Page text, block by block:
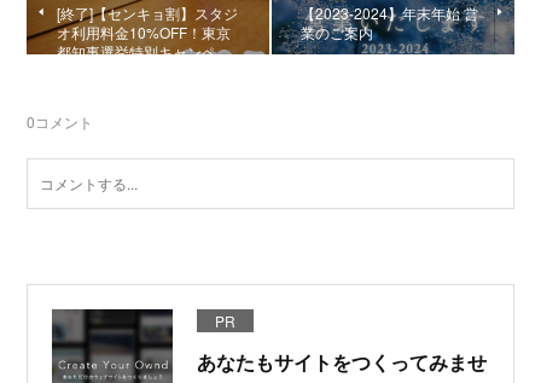
[終了]【センキョ割】スタジ
オ利用料金10%OFF！東京
都知事選挙特別キャンペ…
【2023-2024】年末年始 営
業のご案内
0コメント
PR
あなたもサイトをつくってみませ